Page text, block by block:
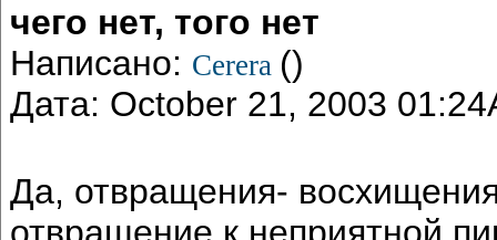
чего нет, того нет
Написано: Cerera ()
Дата: October 21, 2003
Да, отвращения-